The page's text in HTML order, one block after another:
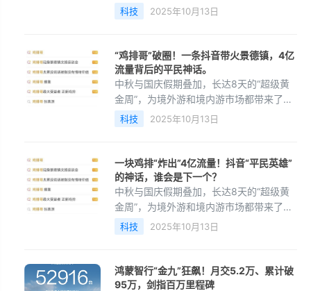
三天打破平台最高热度纪录，上线第八天
创下红果观看量破20亿成绩，上线18天播
科技 2025年10月13日
“鸡排哥”破圈！一条抖音带火景德镇，4亿
流量背后的平民神话。
中秋与国庆假期叠加，长达8天的“超级黄
金周”，为境外游和境内游市场都带来了巨
大的增量。同程旅行数据显示，中秋和国
庆假期的国内包车游产品预订热度同比增
科技 2025年10月13日
一块鸡排“炸出”4亿流量！抖音“平民英雄”
的神话，谁会是下一个？
中秋与国庆假期叠加，长达8天的“超级黄
金周”，为境外游和境内游市场都带来了巨
大的增量。同程旅行数据显示，中秋和国
庆假期的国内包车游产品预订热度同比增
科技 2025年10月13日
鸿蒙智行“金九”狂飙！月交5.2万、累计破
95万，剑指百万里程碑